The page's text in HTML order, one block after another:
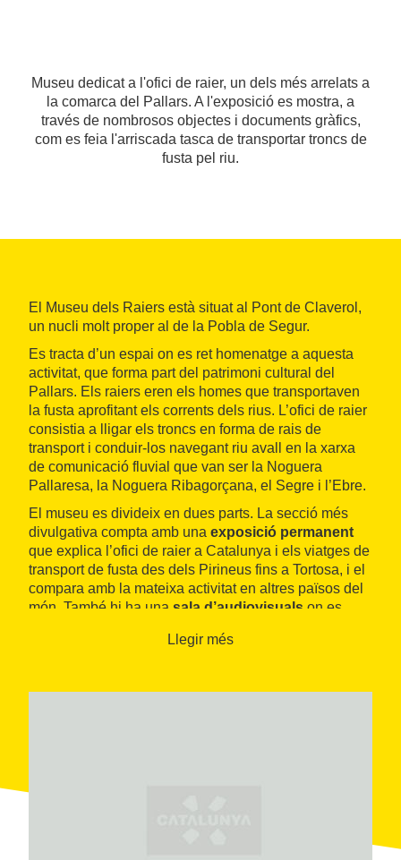
Museu dedicat a l'ofici de raier, un dels més arrelats a
la comarca del Pallars. A l'exposició es mostra, a
través de nombrosos objectes i documents gràfics,
com es feia l'arriscada tasca de transportar troncs de
fusta pel riu.
El Museu dels Raiers està situat al Pont de Claverol,
un nucli molt proper al de la Pobla de Segur.
Es tracta d’un espai on es ret homenatge a aquesta
activitat, que forma part del patrimoni cultural del
Pallars. Els raiers eren els homes que transportaven
la fusta aprofitant els corrents dels rius. L’ofici de raier
consistia a lligar els troncs en forma de rais de
transport i conduir-los navegant riu avall en la xarxa
de comunicació fluvial que van ser la Noguera
Pallaresa, la Noguera Ribagorçana, el Segre i l’Ebre.
El museu es divideix en dues parts. La secció més
divulgativa compta amb una exposició permanent
que explica l’ofici de raier a Catalunya i els viatges de
transport de fusta des dels Pirineus fins a Tortosa, i el
compara amb la mateixa activitat en altres països del
món. També hi ha una sala d’audiovisuals on es
fons documentaldels segles XIX i XX, unarxiu
Llegir més